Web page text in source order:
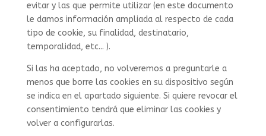
evitar y las que permite utilizar (en este documento
le damos información ampliada al respecto de cada
tipo de cookie, su finalidad, destinatario,
temporalidad, etc... ).
Si las ha aceptado, no volveremos a preguntarle a
menos que borre las cookies en su dispositivo según
se indica en el apartado siguiente. Si quiere revocar el
consentimiento tendrá que eliminar las cookies y
volver a configurarlas.